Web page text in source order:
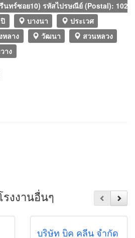
นทร์ซอย10) รหัสไปรษณีย์ (Postal):
บางนา
ประเวศ
หลาง วัฒนา
สวนหลวง
าง
งงานอื่นๆ
บริษัท บิค คลีน จำกัด